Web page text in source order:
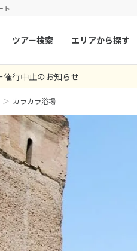
ト
ツアー検索 エリアから探す
イタリア
ドイツ
ベルギー
スイス
ポーランド
スウェーデン
ラトビア
スロヴェニア
秋旅
年末年始
催行中止のお知らせ
カラカラ浴場